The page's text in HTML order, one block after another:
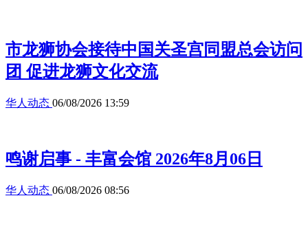
市龙狮协会接待中国关圣宫同盟总会访问
团 促进龙狮文化交流
华人动态 06/08/2026 13:59
鸣谢启事 - 丰富会馆 2026年8月06日
华人动态 06/08/2026 08:56